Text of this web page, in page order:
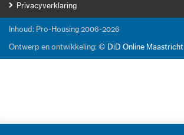
Privacyverklaring
Inhoud: Pro-Housing 2006-2026
Ontwerp en ontwikkeling: © DiD Online Maastricht